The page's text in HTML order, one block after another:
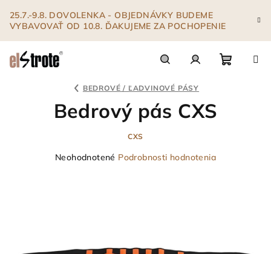
obsah
25.7.-9.8. DOVOLENKA - OBJEDNÁVKY BUDEME
VYBAVOVAŤ OD 10.8. ĎAKUJEME ZA POCHOPENIE
BEDROVÉ / ĽADVINOVÉ PÁSY
Bedrový pás CXS
CXS
Priemerné
Neohodnotené Podrobnosti hodnotenia